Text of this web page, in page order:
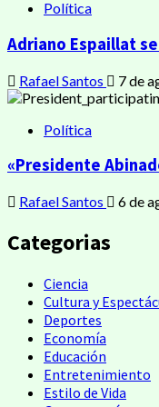
Política
Adriano Espaillat
Rafael Santos 7 de
Política
«Presidente
Rafael Santos 6 de
Categorias
Ciencia
Cultura y
Deportes
Economía
Educación
Entretenimiento
Estilo de Vida